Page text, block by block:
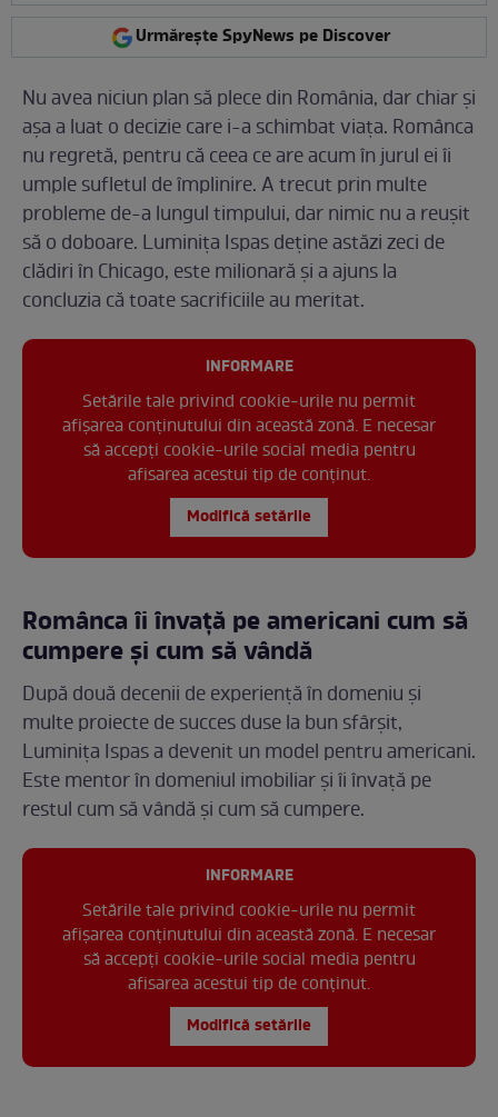
Urmărește SpyNews pe Discover
Nu avea niciun plan să plece din România, dar chiar și
așa a luat o decizie care i-a schimbat viața. Românca
nu regretă, pentru că ceea ce are acum în jurul ei îi
umple sufletul de împlinire. A trecut prin multe
probleme de-a lungul timpului, dar nimic nu a reușit
să o doboare. Luminița Ispas deține astăzi zeci de
clădiri în Chicago, este milionară și a ajuns la
concluzia că toate sacrificiile au meritat.
INFORMARE
Setările tale privind cookie-urile nu permit
afișarea conținutului din această zonă. E necesar
să accepți cookie-urile social media pentru
afisarea acestui tip de conținut.
Modifică setările
Românca îi învață pe americani cum să
cumpere și cum să vândă
După două decenii de experiență în domeniu și
multe proiecte de succes duse la bun sfârșit,
Luminița Ispas a devenit un model pentru americani.
Este mentor în domeniul imobiliar și îi învață pe
restul cum să vândă și cum să cumpere.
INFORMARE
Setările tale privind cookie-urile nu permit
afișarea conținutului din această zonă. E necesar
să accepți cookie-urile social media pentru
afisarea acestui tip de conținut.
Modifică setările